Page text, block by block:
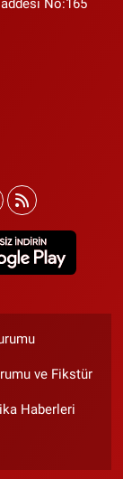
ve Fikstür
Haberleri